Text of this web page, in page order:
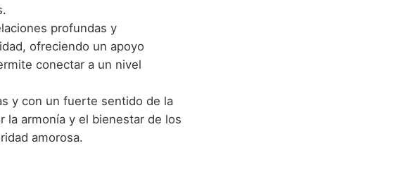
profundas y
ofreciendo un apoyo
conectar a un nivel
y con un fuerte sentido de la
la armonía y el bienestar de los
amorosa.